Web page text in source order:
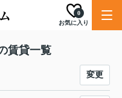
お気に入り
0
賃貸一覧
変更